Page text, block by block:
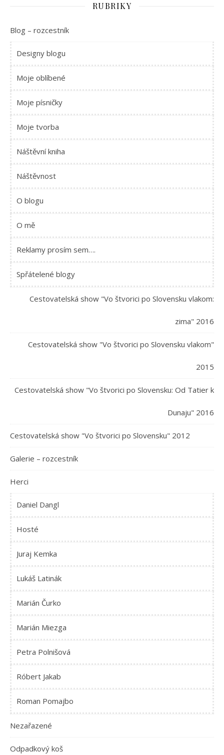
RUBRIKY
Blog – rozcestník
Designy blogu
Moje oblíbené
Moje písničky
Moje tvorba
Náštěvní kniha
Náštěvnost
O blogu
O mě
Reklamy prosím sem….
Spřátelené blogy
Cestovatelská show "Vo štvorici po Slovensku vlakom:
zima" 2016
Cestovatelská show "Vo štvorici po Slovensku vlakom"
2015
Cestovatelská show "Vo štvorici po Slovensku: Od Tatier k
Dunaju" 2016
Cestovatelská show "Vo štvorici po Slovensku" 2012
Galerie – rozcestník
Herci
Daniel Dangl
Hosté
Juraj Kemka
Lukáš Latinák
Marián Čurko
Marián Miezga
Petra Polnišová
Róbert Jakab
Roman Pomajbo
Nezařazené
Odpadkový koš